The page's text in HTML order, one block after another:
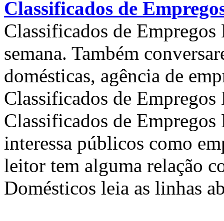
Classificados de
Classificados de Empregos
semana. Também
domésticas, agência de
Classificados de
Classificados de
interessa públicos como
leitor tem alguma relação
Domésticos leia as linhas